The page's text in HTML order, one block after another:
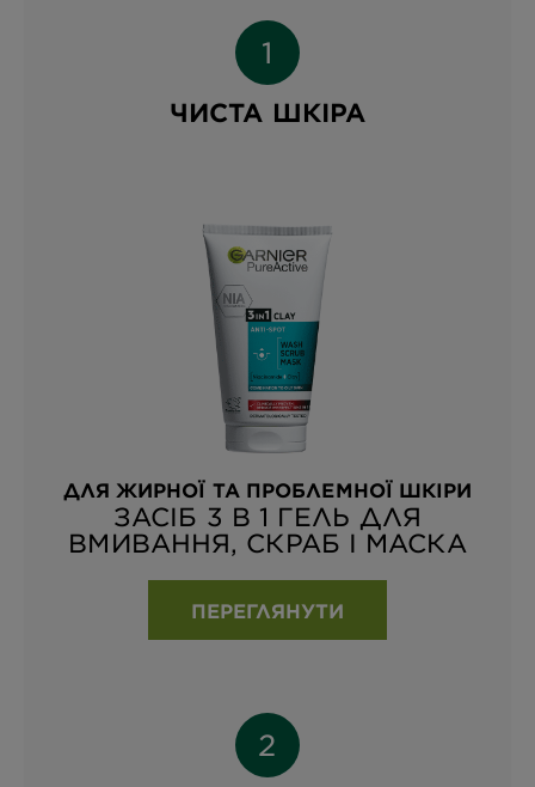
ЧИСТА ШКІРА
ДЛЯ ЖИРНОЇ ТА ПРОБЛЕМНОЇ ШКІРИ
ЗАСІБ 3 В 1 ГЕЛЬ ДЛЯ
ВМИВАННЯ, СКРАБ І МАСКА
ПЕРЕГЛЯНУТИ